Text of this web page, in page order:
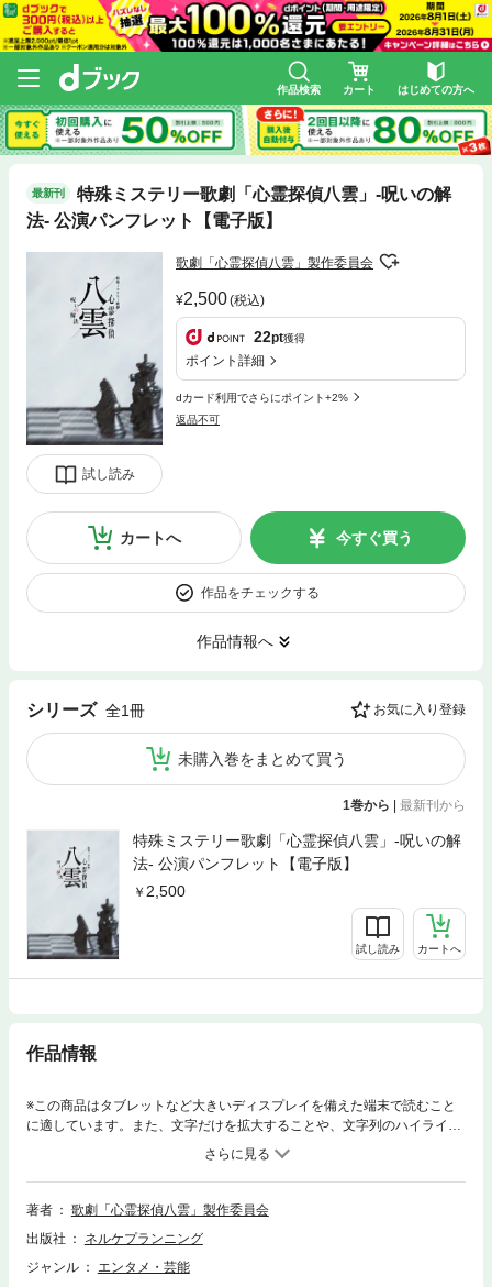
作品検索 カート はじめての方へ
最新刊
特殊ミステリー歌劇「心霊探偵八雲」-呪いの解
法- 公演パンフレット【電子版】
試し読み
歌劇「心霊探偵八雲」製作委員会
2,500(税込)
22pt獲得
ポイント詳細
dカード利用でさらにポイント+2%
返品不可
カートへ 今すぐ買う
作品をチェックする
作品情報へ
シリーズ 全1冊 お気に入り登録
未購入巻をまとめて買う
1巻から | 最新刊から
特殊ミステリー歌劇「心霊探偵八雲」-呪いの解
法- 公演パンフレット【電子版】
2,500
試し読み カートへ
作品情報
※この商品はタブレットなど大きいディスプレイを備えた端末で読むこと
に適しています。また、文字だけを拡大することや、文字列のハイライ
ト、検索、辞書の参照、引用などの機能が使用できません。全32ページ／
著者
歌劇「心霊探偵八雲」製作委員会
出版社
ネルケプランニング
ジャンル
エンタメ・芸能